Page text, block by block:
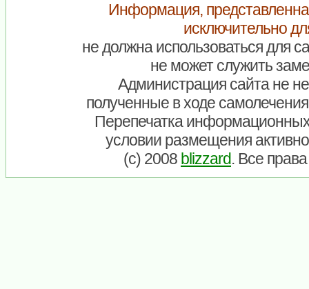
Информация,
исключительно
не должна использоваться для
не может служить
Администрация сайта не
полученные в ходе
Перепечатка
условии размещения
(c) 2008 blizzard. Все